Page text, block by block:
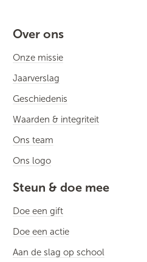
Over ons
Onze missie
Jaarverslag
Geschiedenis
Waarden & integriteit
Ons team
Ons logo
Steun & doe mee
Doe een gift
Doe een actie
Aan de slag op school